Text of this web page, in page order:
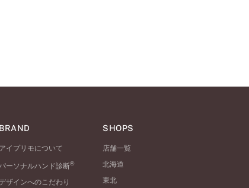
BRAND
アイプリモについて
ーソナルハンド診断®
ザインへのこだわり
SHOPS
店舗一覧
北海道
東北